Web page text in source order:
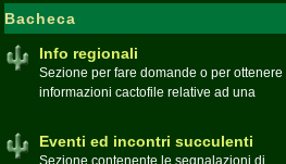
cactofilo
Bacheca
Info regionali
Sezione per fare domande o per ottenere
informazioni cactofile relative ad una
Eventi ed incontri succulenti
Sezione contenente le segnalazioni di